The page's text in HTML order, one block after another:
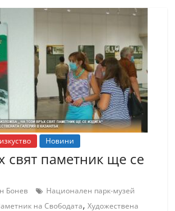
Новини
свят паметник ще се
Бонев
Национален парк-музей
на Свободата,Художествена